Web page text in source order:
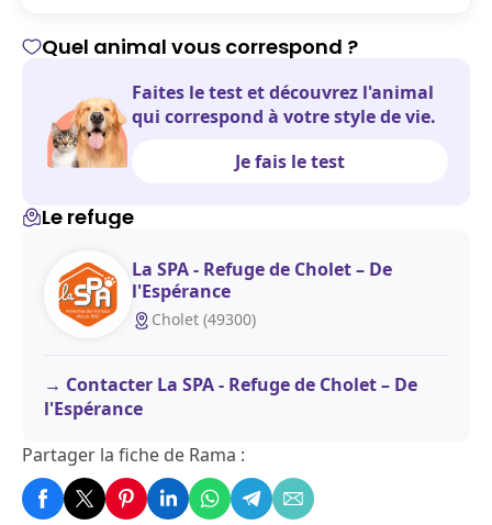
Quel animal vous correspond ?
Faites le test et découvrez l'animal
qui correspond à votre style de vie.
Je fais le test
Le refuge
La SPA - Refuge de Cholet – De
l'Espérance
Cholet (49300)
Contacter La SPA - Refuge de Cholet – De
l'Espérance
Partager la fiche de Rama :